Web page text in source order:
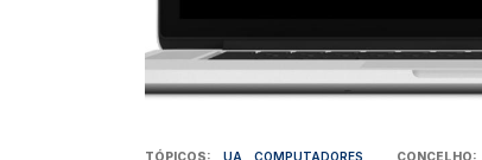
TÓPICOS UA COMPUTADORES CONCELHO